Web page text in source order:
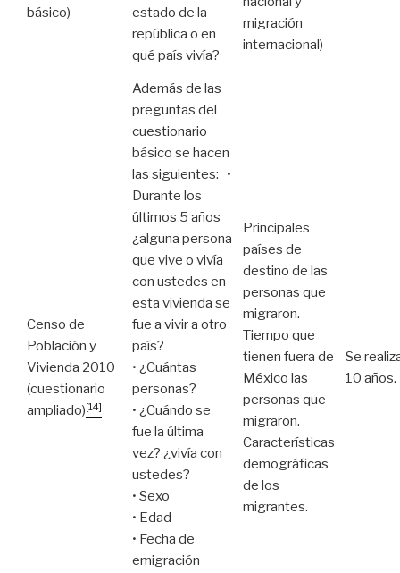
básico)
estado de la
república o en
qué país vivía?
migración
internacional)
Censo de
Población y
Vivienda 2010
(cuestionario
ampliado)[14]
Además de las
preguntas del
cuestionario
básico se hacen
las siguientes: •
Durante los
últimos 5 años
¿alguna persona
que vive o vivía
con ustedes en
esta vivienda se
fue a vivir a otro
país?
• ¿Cuántas
personas?
• ¿Cuándo se
fue la última
vez? ¿vivía con
ustedes?
• Sexo
• Edad
• Fecha de
emigración
Principales
países de
destino de las
personas que
migraron.
Tiempo que
tienen fuera de
México las
personas que
migraron.
Características
demográficas
de los
migrantes.
Se
10 años.